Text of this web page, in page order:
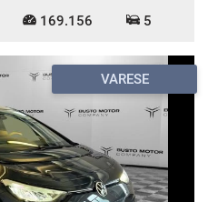
169.156 5
VARESE